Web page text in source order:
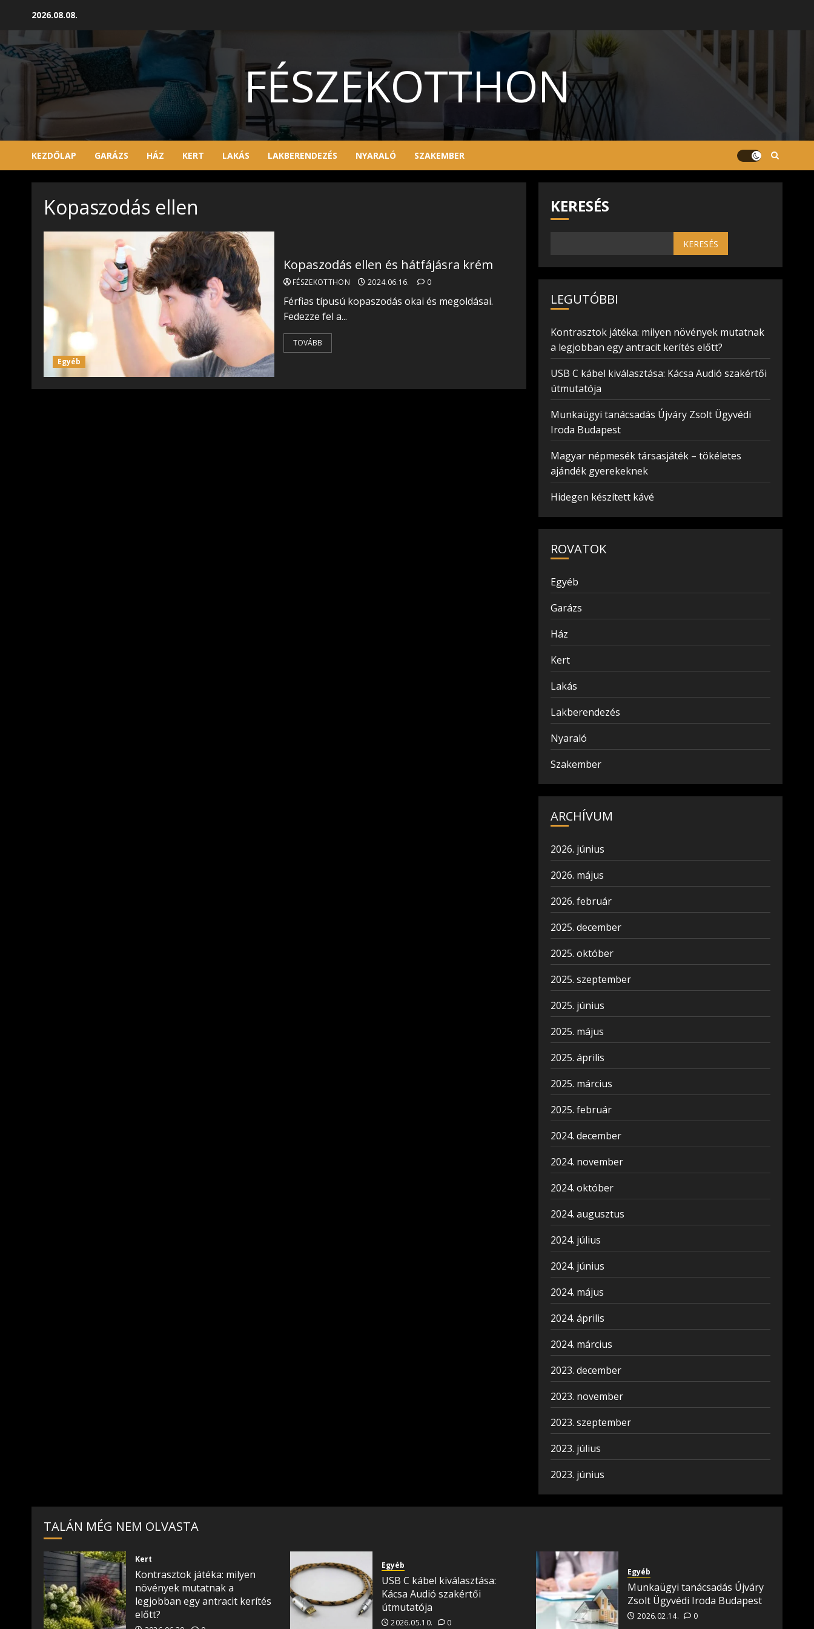
2026.08.08.
FÉSZEKOTTHON
KEZDŐLAP GARÁZS HÁZ KERT LAKÁS LAKBERENDEZÉS NYARALÓ SZAKEMBER
Kopaszodás ellen
Egyéb
Kopaszodás ellen és hátfájásra krém
FÉSZEKOTTHON 2024.06.16. 0
Férfias típusú kopaszodás okai és megoldásai.
Fedezze fel a...
TOVÁBB
KERESÉS
KERESÉS
LEGUTÓBBI
Kontrasztok játéka: milyen növények mutatnak
a legjobban egy antracit kerítés előtt?
USB C kábel kiválasztása: Kácsa Audió szakértői
útmutatója
Munkaügyi tanácsadás Újváry Zsolt Ügyvédi
Iroda Budapest
Magyar népmesék társasjáték – tökéletes
ajándék gyerekeknek
Hidegen készített kávé
ROVATOK
Egyéb
Garázs
Ház
Kert
Lakás
Lakberendezés
Nyaraló
Szakember
ARCHÍVUM
2026. június
2026. május
2026. február
2025. december
2025. október
2025. szeptember
2025. június
2025. május
2025. április
2025. március
2025. február
2024. december
2024. november
2024. október
2024. augusztus
2024. július
2024. június
2024. május
2024. április
2024. március
2023. december
2023. november
2023. szeptember
2023. július
2023. június
TALÁN MÉG NEM OLVASTA
Kert
Kontrasztok játéka: milyen
növények mutatnak a
legjobban egy antracit kerítés
előtt?
Egyéb
USB C kábel kiválasztása:
Kácsa Audió szakértői
útmutatója
2026.05.10. 0
Egyéb
Munkaügyi tanácsadás Újváry
Zsolt Ügyvédi Iroda Budapest
2026.02.14. 0